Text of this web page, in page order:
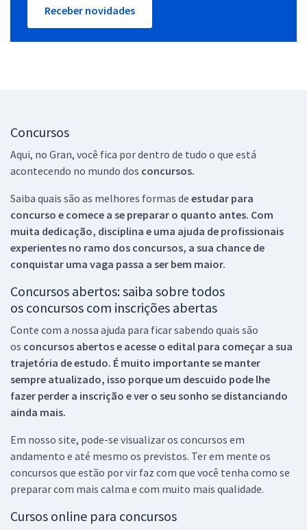
Receber novidades
Concursos
Aqui, no Gran, você fica por dentro de tudo o que está
acontecendo no mundo dos concursos.
Saiba quais são as melhores formas de estudar para
concurso e comece a se preparar o quanto antes. Com
muita dedicação, disciplina e uma ajuda de profissionais
experientes no ramo dos concursos, a sua chance de
conquistar uma vaga passa a ser bem maior.
Concursos abertos: saiba sobre todos
os concursos com inscrições abertas
Conte com a nossa ajuda para ficar sabendo quais são
os concursos abertos e acesse o edital para começar a sua
trajetória de estudo. É muito importante se manter
sempre atualizado, isso porque um descuido pode lhe
fazer perder a inscrição e ver o seu sonho se distanciando
ainda mais.
Em nosso site, pode-se visualizar os concursos em
andamento e até mesmo os previstos. Ter em mente os
concursos que estão por vir faz com que você tenha como se
preparar com mais calma e com muito mais qualidade.
Cursos online para concursos